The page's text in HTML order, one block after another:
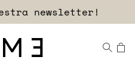
rebajas
newsletter!